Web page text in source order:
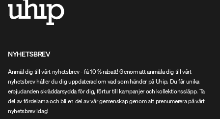
NYHETSBREV
Anmäl dig till vårt nyhetsbrev - få 10 % rabatt! Genom att anmäla dig till vårt
nyhetsbrev håller du dig uppdaterad om vad som händer på Uhip. Du får unika
erbjudanden skräddarsydda för dig, förtur till kampanjer och kollektionssläpp. Ta
del av fördelarna och bli en del av vår gemenskap genom att prenumerera på vårt
nyhetsbrev idag!